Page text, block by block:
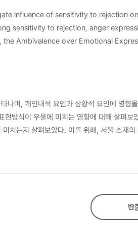
influence of sensitivity to rejection
style and depression. For this purpose, 402 undergraduate and
Ambivalence over Emotional
2). Data analysis was done by
relation between sensitivity to
words, anger-in not only affected depression
discussed.
나며, 개인내적 요인과 상황적 요인에 영
현방식이 우울에 미치는 영향에 대해 살펴
치는지 살펴보았다. 이를 위해, 서울 소
조방정식 모형 분석을 한 결과, 정서표현양가성과 수치심의 매개 모
적응적 지표와의 관계를 밝히므로 이와
반